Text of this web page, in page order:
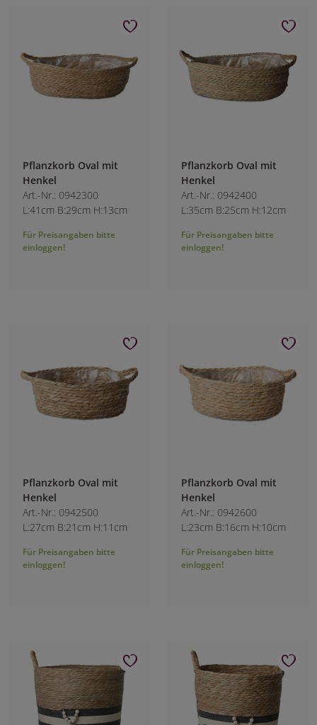
Pflanzkorb Oval mit
Henkel
Art.-Nr.: 0942300
L:41cm B:29cm H:13cm
Für Preisangaben bitte
einloggen!
Pflanzkorb Oval mit
Henkel
Art.-Nr.: 0942400
L:35cm B:25cm H:12cm
Für Preisangaben bitte
einloggen!
Pflanzkorb Oval mit
Henkel
Art.-Nr.: 0942500
L:27cm B:21cm H:11cm
Für Preisangaben bitte
einloggen!
Pflanzkorb Oval mit
Henkel
Art.-Nr.: 0942600
L:23cm B:16cm H:10cm
Für Preisangaben bitte
einloggen!